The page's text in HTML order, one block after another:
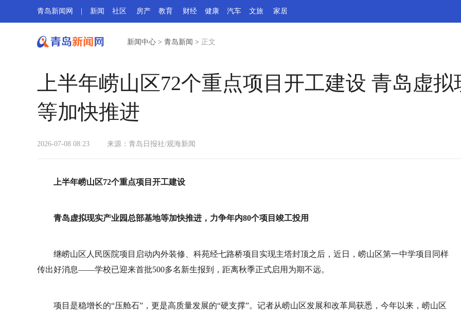
青岛新闻网 新闻 社区 房产 教育 财经 健康 汽车 文旅 家居
新闻中心 > 青岛新闻 > 正文
上半年崂山区72个重点项目开工建设 青岛虚
等加快推进
2026-07-08 08:23 来源：青岛日报社/观海新闻
上半年崂山区72个重点项目开工建设
青岛虚拟现实产业园总部基地等加快推进，力争年内80个项目竣工投用
继崂山区人民医院项目启动内外装修、科苑经七路桥项目实现主塔封顶之后，近日，崂山区第一中学项目同样
传出好消息——学校已迎来首批500多名新生报到，距离秋季正式启用为期不远。
项目是稳增长的“压舱石”，更是高质量发展的“硬支撑”。记者从崂山区发展和改革局获悉，今年以来，崂山区